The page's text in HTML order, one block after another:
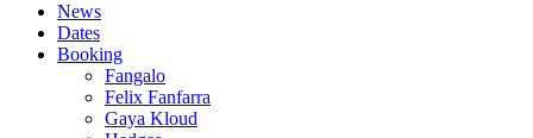
News
Dates
Booking
Fangalo
Felix Fanfarra
Gaya Kloud